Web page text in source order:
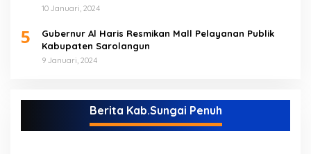
10 Januari, 2024
5
Gubernur Al Haris Resmikan Mall Pelayanan Publik
Kabupaten Sarolangun
9 Januari, 2024
Berita Kab.Sungai Penuh